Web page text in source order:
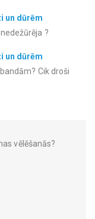
un dūrēm
?
un dūrēm
Cik droši
vēlēšanās?